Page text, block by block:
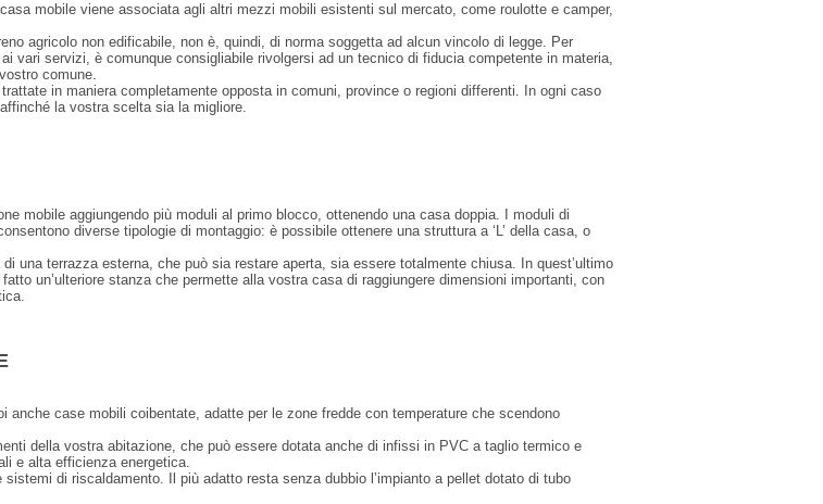
mobile viene associata agli altri mezzi mobili esistenti sul mercato, come roulotte e camper,
agricolo non edificabile, non è, quindi, di norma soggetta ad alcun vincolo di legge. Per
vari servizi, è comunque consigliabile rivolgersi ad un tecnico di fiducia competente in materia,
comune.
in maniera completamente opposta in comuni, province o regioni differenti. In ogni caso
la vostra scelta sia la migliore.
mobile aggiungendo più moduli al primo blocco, ottenendo una casa doppia. I moduli di
diverse tipologie di montaggio: è possibile ottenere una struttura a ‘L’ della casa, o
una terrazza esterna, che può sia restare aperta, sia essere totalmente chiusa. In quest’ultimo
un’ulteriore stanza che permette alla vostra casa di raggiungere dimensioni importanti, con
case mobili coibentate, adatte per le zone fredde con temperature che scendono
della vostra abitazione, che può essere dotata anche di infissi in PVC a taglio termico e
e alta efficienza energetica.
di riscaldamento. Il più adatto resta senza dubbio l’impianto a pellet dotato di tubo